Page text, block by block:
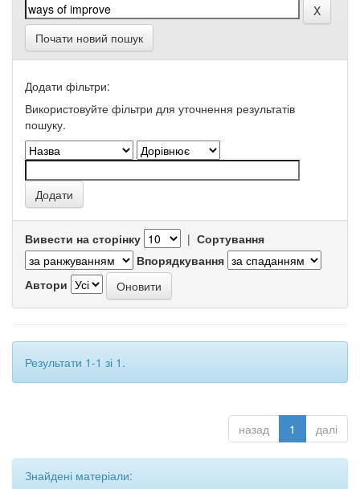
Почати новий пошук
Додати фільтри:
Використовуйте фільтри для уточнення результатів
пошуку.
Вивести на сторінку | Сортування
Впорядкування
Автори
Результати 1-1 зі 1.
назад 1 далі
Знайдені матеріали: